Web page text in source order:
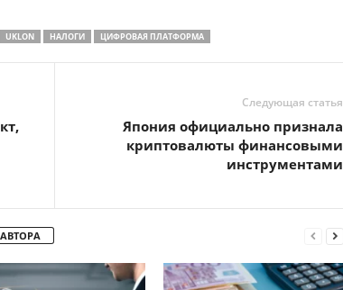
UKLON НАЛОГИ ЦИФРОВАЯ ПЛАТФОРМА
Следующая статья
Япония официально признала
криптовалюты финансовыми
инструментами